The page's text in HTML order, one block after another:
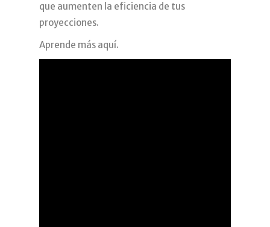
que aumenten la eficiencia de tus
proyecciones.
Aprende más aquí.